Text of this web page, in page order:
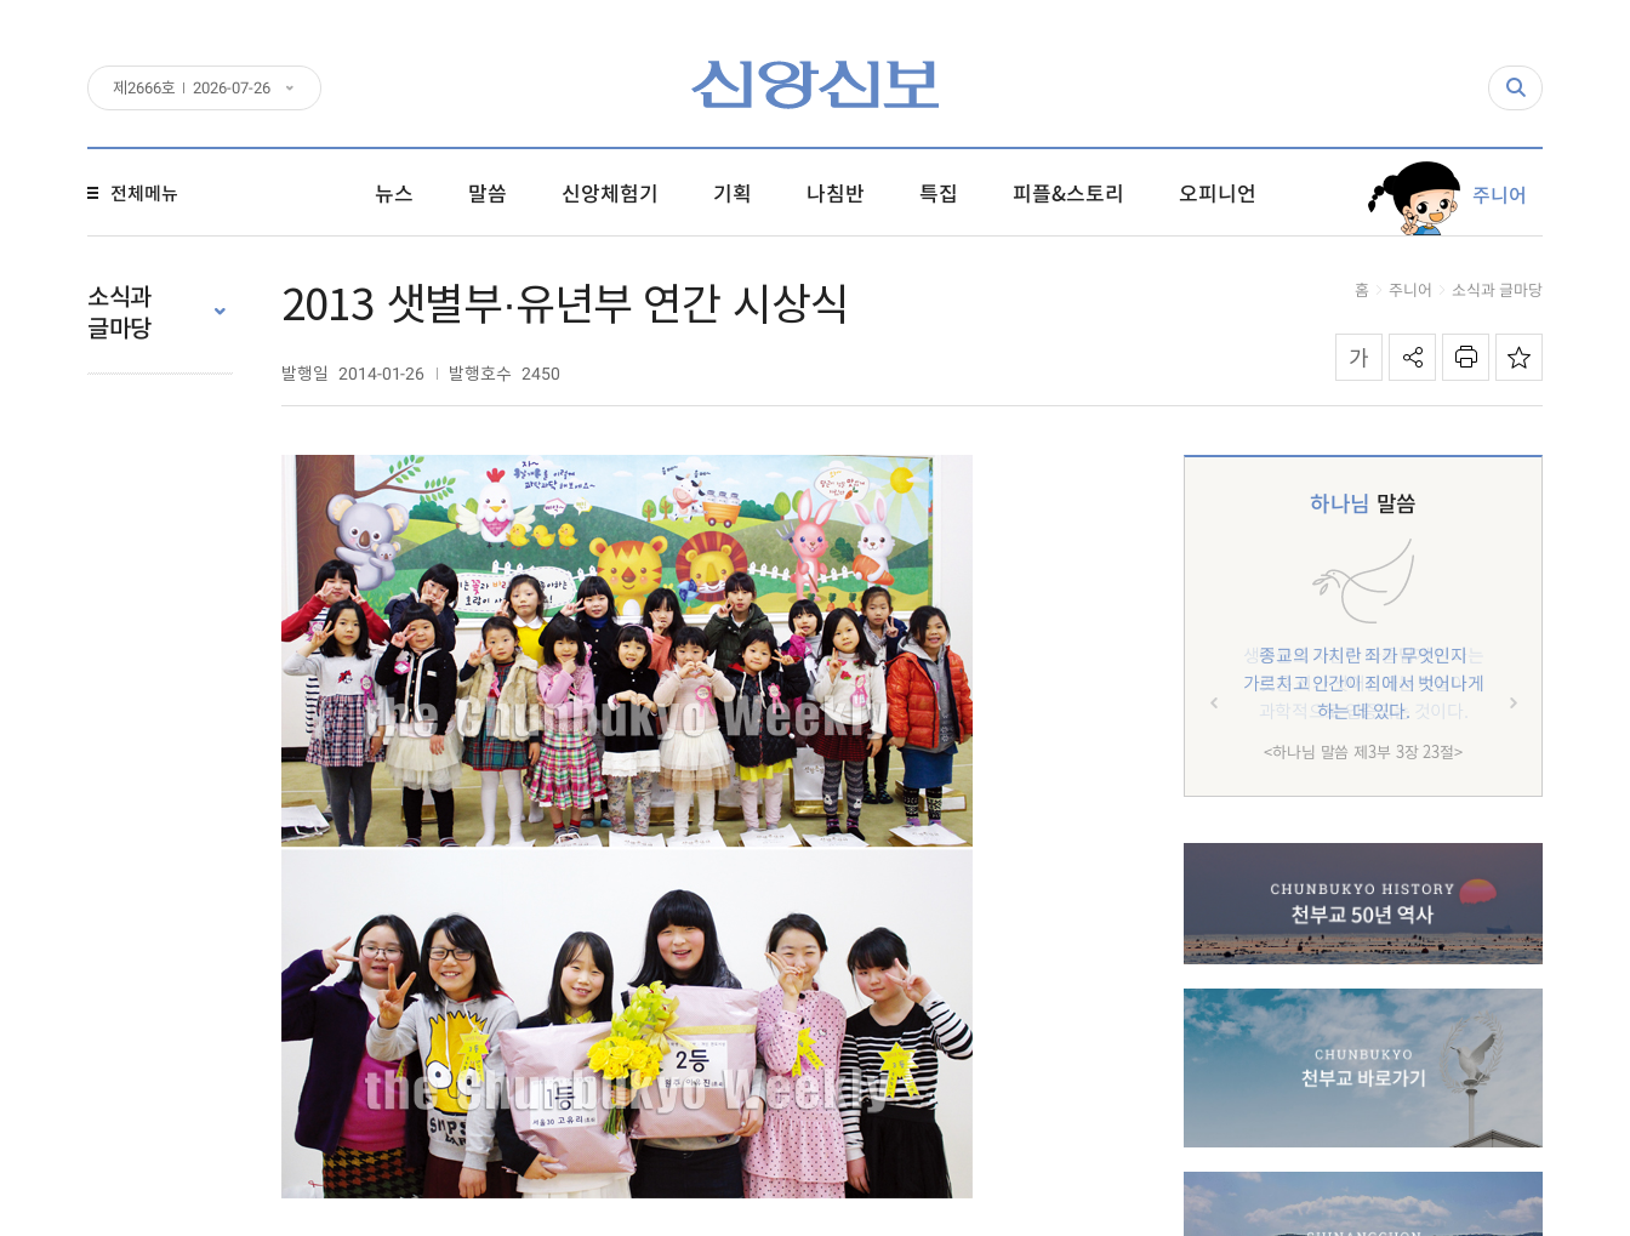
제 2666호 2026-07-26
전체메뉴 뉴스 말씀 신앙체험기 기획 나침반 특집 피플&스토리 오피니언 주니어
소식과
글마당
2013 샛별부·유년부 연간 시상식
발행일 2014-01-26 발행호수 2450
홈 주니어 소식과 글마당
하나님 말씀
종교의 가치란 죄가 무엇인지
가르치고 인간이 죄에서 벗어나게
하는 데 있다.
<하나님 말씀 제3부 3장 23절>